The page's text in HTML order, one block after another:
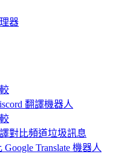
器
翻譯機器人
對比頻道垃圾訊息
Google Translate 機器人